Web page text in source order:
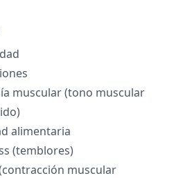
muscular (tono muscular
alimentaria
(temblores)
muscular